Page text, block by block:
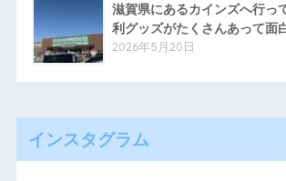
滋賀県にあるカインズへ行っ
利グッズがたくさんあって面
2026年5月20日
インスタグラム